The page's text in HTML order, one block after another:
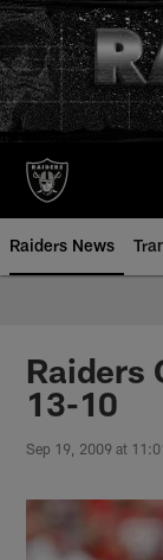
Skip
to
main
content
Raiders News
Raiders
13-10
Sep 19, 2009 at